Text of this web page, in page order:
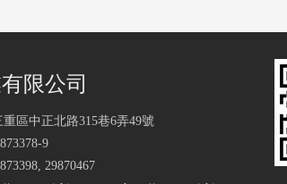
限公司
區中正北路315巷6弄49號
9
29870467